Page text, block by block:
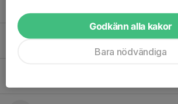
Sven Bodin
Godkänn alla kakor
Bara nödvändiga